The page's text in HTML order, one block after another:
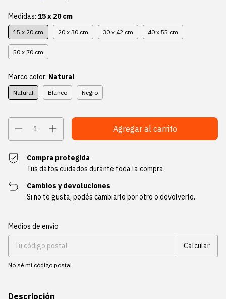
Medidas: 15 x 20 cm
15 x 20 cm 20 x 30 cm 30 x 42 cm 40 x 55 cm
50 x 70 cm
Marco color: Natural
Natural Blanco Negro
Compra protegida
Tus datos cuidados durante toda la compra.
Cambios y devoluciones
Si no te gusta, podés cambiarlo por otro o devolverlo.
Entregas para el CP:
Medios de envío
Calcular
No sé mi código postal
Descripción